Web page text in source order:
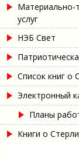
Материально-
услуг
НЭБ Свет
Список книг о
Электронный
Планы
Книги о